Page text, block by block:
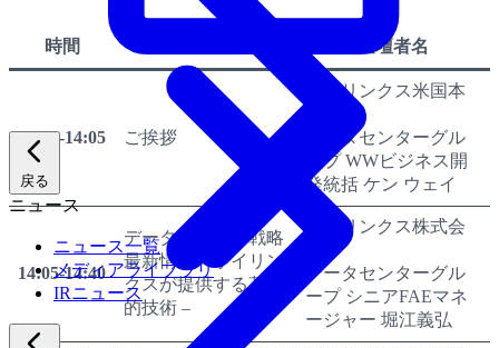
戻る
ニュース
ニュース一覧
メディアライブラリ
IRニュース
時間 登壇者名
14:00-14:05 ご挨拶
ザイリンクス米国本
データセンターグル
ープ WWビジネス開
発統括 ケン ウェイ
14:05-14:40
データセンター戦略
最新情報 – ザイリン
クスが提供する革新
的技術 –
ザイリンクス株式会
データセンターグル
ープ シニアFAEマネ
ージャー 堀江義弘